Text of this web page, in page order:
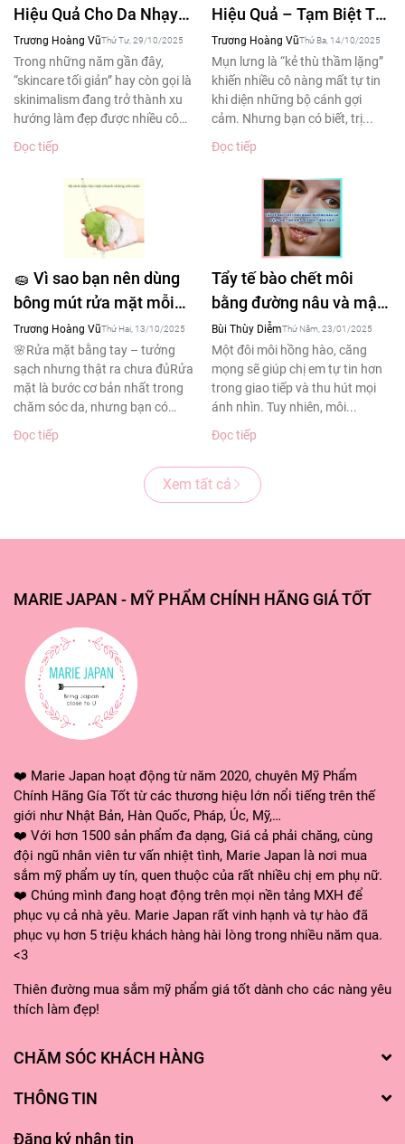
Hiệu Quả Cho Da Nhạy
Cảm – Xu Hướng Làm
Đẹp 2025
Trương Hoàng VũThứ Tư, 29/10/2025
Trong những năm gần đây,
“skincare tối giản” hay còn gọi là
skinimalism đang trở thành xu
hướng làm đẹp được nhiều cô
gái yêu thích....
Đọc tiếp
Hiệu Quả – Tạm Biệt Tự
Ti Khi Diện Áo Hở Lưng
Trương Hoàng VũThứ Ba, 14/10/2025
Mụn lưng là “kẻ thù thầm lặng”
khiến nhiều cô nàng mất tự tin
khi diện những bộ cánh gợi
cảm. Nhưng bạn có biết, trị...
Đọc tiếp
🧽 Vì sao bạn nên dùng
bông mút rửa mặt mỗi
ngày – Bí quyết làm
sạch sâu cho làn da
khỏe đẹp
Trương Hoàng VũThứ Hai, 13/10/2025
🌸Rửa mặt bằng tay – tưởng
sạch nhưng thật ra chưa đủRửa
mặt là bước cơ bản nhất trong
chăm sóc da, nhưng bạn có
biết?Theo...
Đọc tiếp
Tẩy tế bào chết môi
bằng đường nâu và mật
ong tạm biệt đôi môi
thâm sạm
Bùi Thùy DiễmThứ Năm, 23/01/2025
Một đôi môi hồng hào, căng
mọng sẽ giúp chị em tự tin hơn
trong giao tiếp và thu hút mọi
ánh nhìn. Tuy nhiên, môi...
Đọc tiếp
Xem tất cả
MARIE JAPAN - MỸ PHẨM CHÍNH HÃNG GIÁ TỐT
❤️ Marie Japan hoạt động từ năm 2020, chuyên Mỹ Phẩm
Chính Hãng Gía Tốt từ các thương hiệu lớn nổi tiếng trên thế
giới như Nhật Bản, Hàn Quốc, Pháp, Úc, Mỹ,…
❤️ Với hơn 1500 sản phẩm đa dạng, Giá cả phải chăng, cùng
đội ngũ nhân viên tư vấn nhiệt tình, Marie Japan là nơi mua
sắm mỹ phẩm uy tín, quen thuộc của rất nhiều chị em phụ nữ.
❤️ Chúng mình đang hoạt động trên mọi nền tảng MXH để
phục vụ cả nhà yêu. Marie Japan rất vinh hạnh và tự hào đã
phục vụ hơn 5 triệu khách hàng hài lòng trong nhiều năm qua.
<3
Thiên đường mua sắm mỹ phẩm giá tốt dành cho các nàng yêu
thích làm đẹp!
CHĂM SÓC KHÁCH HÀNG
THÔNG TIN
Đăng ký nhận tin